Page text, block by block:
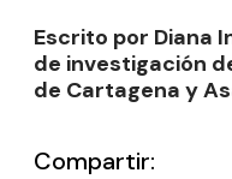
Escrito por Diana
de investigación
de Cartagena y
Compartir: